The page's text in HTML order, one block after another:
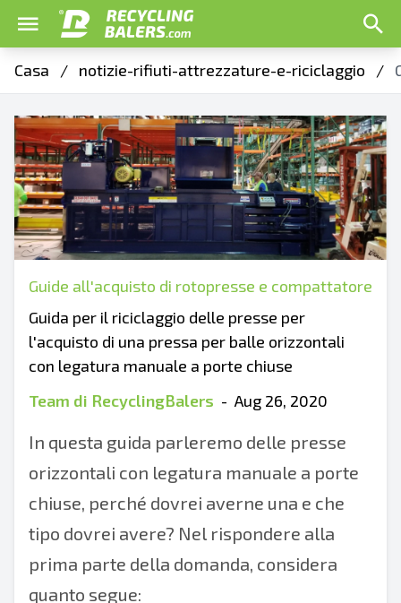
Casa / notizie-rifiuti-attrezzature-e-riciclaggio /
Guide all'acquisto di rotopresse e compattatore
Guida per il riciclaggio delle presse per
l'acquisto di una pressa per balle orizzontali
con legatura manuale a porte chiuse
Team di RecyclingBalers - Aug 26, 2020
In questa guida parleremo delle presse
orizzontali con legatura manuale a porte
chiuse, perché dovrei averne una e che
tipo dovrei avere? Nel rispondere alla
prima parte della domanda, considera
quanto segue: